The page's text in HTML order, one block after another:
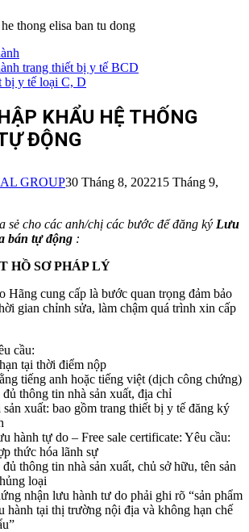
trang thiết bị y tế BCD
bị y tế loại C, D
KHẨU HỆ THỐNG
ĐỘNG
GROUP30 Tháng 8, 202215 Tháng 9,
sẻ cho các anh/chị các bước để đăng ký Lưu
bán tự động :
HỒ SƠ PHÁP LÝ
Hãng cung cấp là bước quan trọng đảm bảo
gian chỉnh sửa, làm chậm quá trình xin cấp
cầu:
tại thời điểm nộp
tiếng anh hoặc tiếng việt (dịch công chứng)
thông tin nhà sản xuất, địa chỉ
sản xuất: bao gồm trang thiết bị y tế đăng ký
hành tự do – Free sale certificate: Yêu cầu:
thức hóa lãnh sự
thông tin nhà sản xuất, chủ sở hữu, tên sản
loại
nhận lưu hành tư do phải ghi rõ “sản phẩm
hành tại thị trường nội địa và không hạn chế